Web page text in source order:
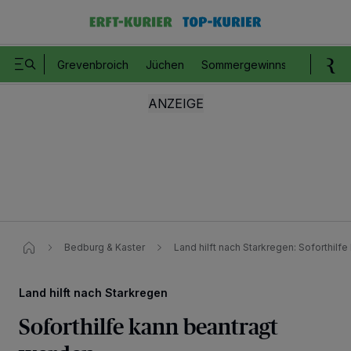
Grevenbroich Jüchen Sommergewinnspiel
Bedburg & Kaster Land hilft nach Starkregen:
Land hilft nach Starkregen
Soforthilfe kann beantragt